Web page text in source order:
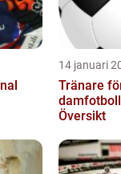
14 januari
Tränare
Översikt